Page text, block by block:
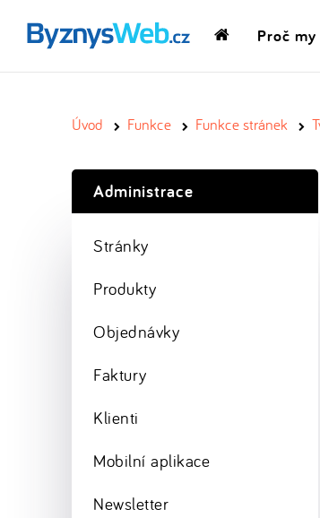
DomovskáProč my
Úvod Funkce Funkce stránek
Administrace
Stránky
Produkty
Objednávky
Faktury
Klienti
Mobilní aplikace
Newsletter